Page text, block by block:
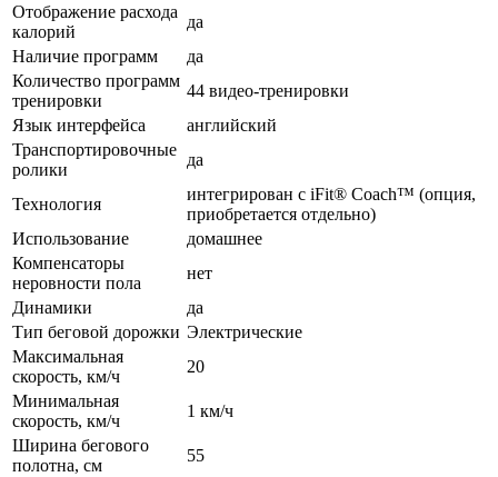
Отображение расхода
калорий
да
Наличие программ
да
Количество программ
тренировки
44 видео-тренировки
Язык интерфейса
английский
Транспортировочные
ролики
да
Технология
интегрирован с iFit® Coach™ (опция,
приобретается отдельно)
Использование
домашнее
Компенсаторы
неровности пола
нет
Динамики
да
Тип беговой дорожки Электрические
Максимальная
скорость, км/ч
20
Минимальная
скорость, км/ч
1 км/ч
Ширина бегового
полотна, см
55